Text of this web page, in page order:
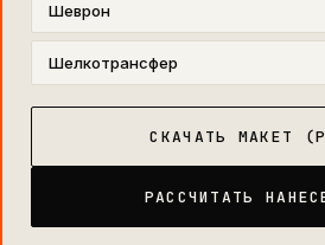
Шеврон
Шелкотрансфер
СКАЧАТЬ МАКЕТ
РАССЧИТАТЬ